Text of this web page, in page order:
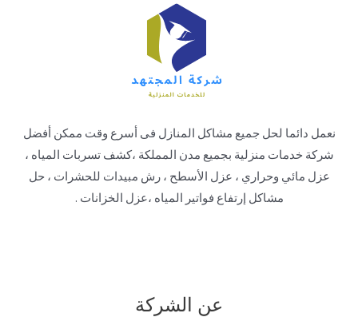
نعمل دائما لحل جميع مشاكل المنازل فى أسرع وقت ممكن أفضل
شركة خدمات منزلية بجميع مدن المملكة ،كشف تسربات المياه ،
عزل مائي وحراري ، عزل الأسطح ، رش مبيدات للحشرات ، حل
مشاكل إرتفاع فواتير المياه ،عزل الخزانات .
عن الشركة